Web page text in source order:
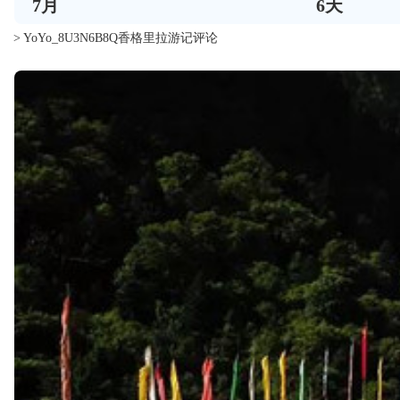
7月 6天
> YoYo_8U3N6B8Q香格里拉游记评论